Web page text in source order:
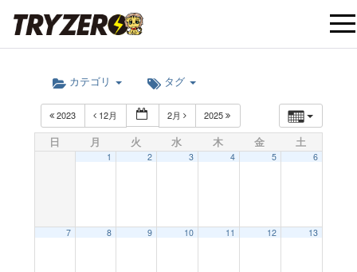
t
カテゴリ タグ
2023 12月 2月 2025
日 月 火 水 木 金 土
1 2 3 4 5 6
7 8 9 10 11 12 13